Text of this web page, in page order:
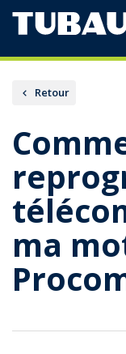
Retour
ma